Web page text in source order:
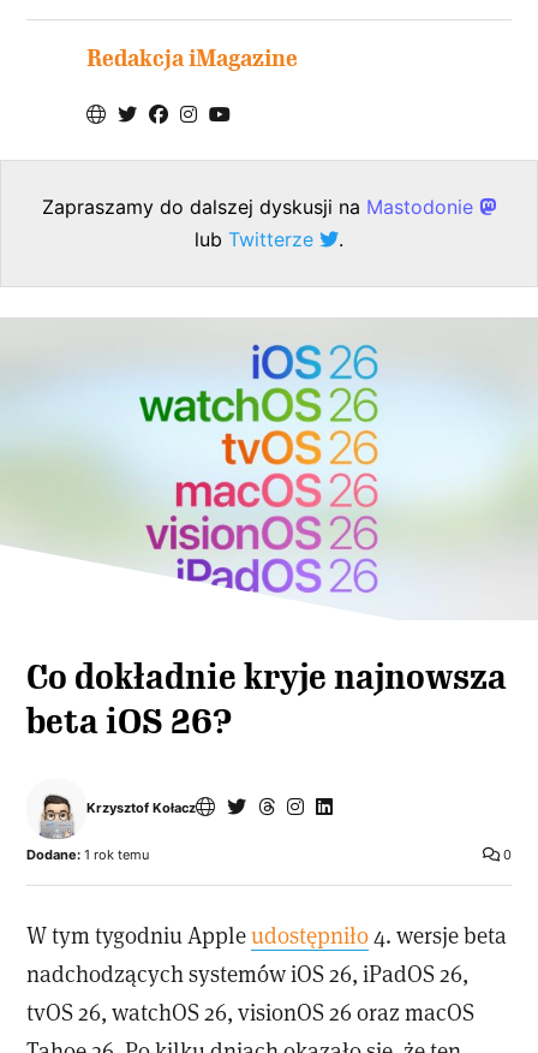
Redakcja iMagazine
Zapraszamy do dalszej dyskusji na Mastodonie
lub Twitterze .
Co dokładnie kryje najnowsza
beta iOS 26?
Krzysztof Kołacz
0
Dodane: 1 rok temu
W tym tygodniu Appleudostępniło4. wersje beta
nadchodzących systemów iOS 26, iPadOS 26,
tvOS 26, watchOS 26, visionOS 26 oraz macOS